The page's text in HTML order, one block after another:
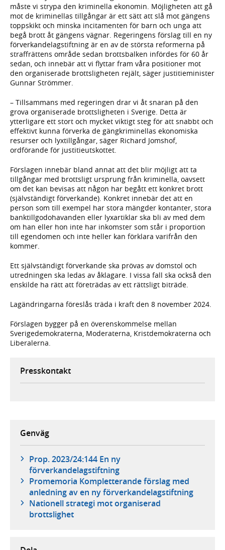
måste vi strypa den kriminella ekonomin. Möjligheten att gå
mot de kriminellas tillgångar är ett sätt att slå mot gängens
toppskikt och minska incitamenten för barn och unga att
begå brott åt gängens vägnar. Regeringens förslag till en ny
förverkandelagstiftning är en av de största reformerna på
straffrättens område sedan brottsbalken infördes för 60 år
sedan, och innebär att vi flyttar fram våra positioner mot
den organiserade brottsligheten rejält, säger justitieminister
Gunnar Strömmer.
– Tillsammans med regeringen drar vi åt snaran på den
grova organiserade brottsligheten i Sverige. Detta är
ytterligare ett stort och mycket viktigt steg för att snabbt och
effektivt kunna förverka de gängkriminellas ekonomiska
resurser och lyxtillgångar, säger Richard Jomshof,
ordförande för justitieutskottet.
Förslagen innebär bland annat att det blir möjligt att ta
tillgångar med brottsligt ursprung från kriminella, oavsett
om det kan bevisas att någon har begått ett konkret brott
(självständigt förverkande). Konkret innebär det att en
person som till exempel har stora mängder kontanter, stora
banktillgodohavanden eller lyxartiklar ska bli av med dem
om han eller hon inte har inkomster som står i proportion
till egendomen och inte heller kan förklara varifrån den
kommer.
Ett självständigt förverkande ska prövas av domstol och
utredningen ska ledas av åklagare. I vissa fall ska också den
enskilde ha rätt att företrädas av ett rättsligt biträde.
Lagändringarna föreslås träda i kraft den 8 november 2024.
Förslagen bygger på en överenskommelse mellan
Sverigedemokraterna, Moderaterna, Kristdemokraterna och
Liberalerna.
Presskontakt
Genväg
Prop. 2023/24:144 En ny
förverkandelagstiftning
Promemoria Kompletterande förslag med
anledning av en ny förverkandelagstiftning
Nationell strategi mot organiserad
brottslighet